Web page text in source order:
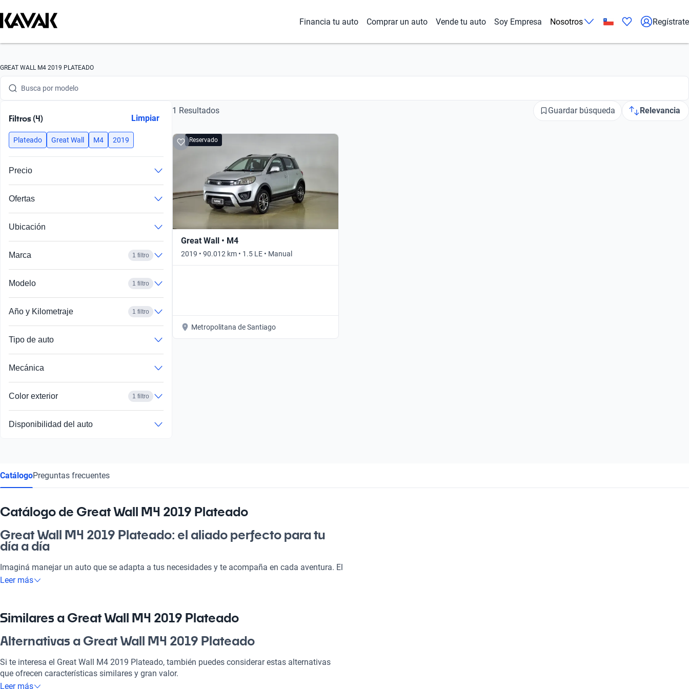
Financia tu auto Comprar un auto Vende tu auto Soy Empresa Nosotros Regístrate
GREAT WALL M4 2019 PLATEADO
Busca por marca
Busca por modelo
Busca por año
Busca por marca
Busca por versión
Busca por año
Filtros (4) Limpiar
Plateado Great Wall M4 2019
Precio
Ofertas
Ubicación
Marca 1 filtro
Modelo 1 filtro
Año y Kilometraje 1 filtro
Tipo de auto
Mecánica
Color exterior 1 filtro
Disponibilidad del auto
1 Resultados Guardar búsqueda Relevancia
Reservado
Great Wall • M4
2019 • 90.012 km • 1.5 LE • Manual
Metropolitana de Santiago
CatálogoPreguntas frecuentes
Catálogo de Great Wall M4 2019 Plateado
Great Wall M4 2019 Plateado: el aliado perfecto para tu
día a día
Imaginá manejar un auto que se adapta a tus necesidades y te acompaña en cada aventura. El
Great Wall M4 2019 Plateado es ideal tanto para ir a la pega como para un paseo al sur,
inversión segura para tu familia o negocio. ¡No te arrepentirás de elegirlo!
¿Por qué elegir Great Wall M4 2019 Plateado?
Disfrutá de la mejor tecnología con Tecnología moderna, lo que hará que cada viaje sea
Leer más
Similares a Great Wall M4 2019 Plateado
Alternativas a Great Wall M4 2019 Plateado
Si te interesa el Great Wall M4 2019 Plateado, también puedes considerar estas alternativas
que ofrecen características similares y gran valor.
Leer más